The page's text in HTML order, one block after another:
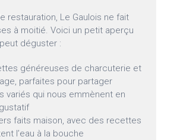
restauration, Le Gaulois ne fait
à moitié. Voici un petit aperçu
déguster :
généreuses de charcuterie et
parfaites pour partager
variés qui nous emmènent en
faits maison, avec des recettes
l’eau à la bouche